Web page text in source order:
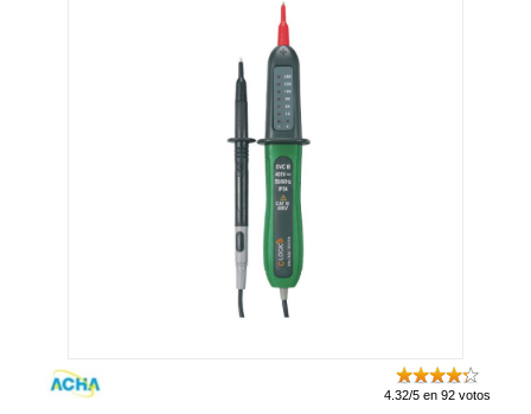
4.32/5 en 92 votos